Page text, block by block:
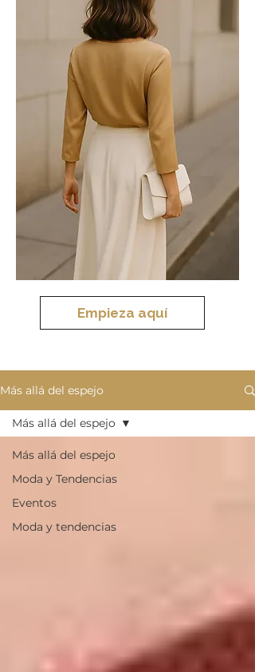
Empieza aquí
Más allá del espejo
Más allá del espejo
Moda y Tendencias
Eventos
Moda y tendencias
Más allá del espejo